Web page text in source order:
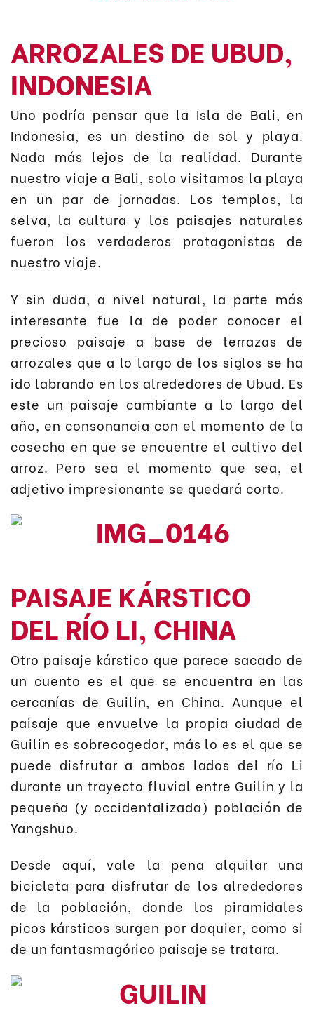
ARROZALES DE UBUD,
INDONESIA
Uno podría pensar que la Isla de Bali, en
Indonesia, es un destino de sol y playa.
Nada más lejos de la realidad. Durante
nuestro viaje a Bali, solo visitamos la playa
en un par de jornadas. Los templos, la
selva, la cultura y los paisajes naturales
fueron los verdaderos protagonistas de
nuestro viaje.
Y sin duda, a nivel natural, la parte más
interesante fue la de poder conocer el
precioso paisaje a base de terrazas de
arrozales que a lo largo de los siglos se ha
ido labrando en los alrededores de Ubud. Es
este un paisaje cambiante a lo largo del
año, en consonancia con el momento de la
cosecha en que se encuentre el cultivo del
arroz. Pero sea el momento que sea, el
adjetivo impresionante se quedará corto.
PAISAJE KÁRSTICO
DEL RÍO LI, CHINA
Otro paisaje kárstico que parece sacado de
un cuento es el que se encuentra en las
cercanías de Guilin, en China. Aunque el
paisaje que envuelve la propia ciudad de
Guilin es sobrecogedor, más lo es el que se
puede disfrutar a ambos lados del río Li
durante un trayecto fluvial entre Guilin y la
pequeña (y occidentalizada) población de
Yangshuo.
Desde aquí, vale la pena alquilar una
bicicleta para disfrutar de los alrededores
de la población, donde los piramidales
picos kársticos surgen por doquier, como si
de un fantasmagórico paisaje se tratara.